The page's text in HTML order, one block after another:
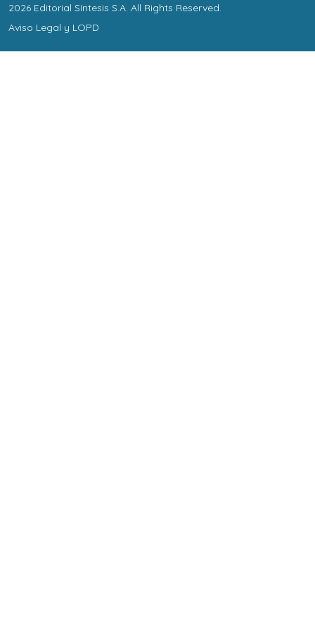
2026 Editorial Síntesis S.A. All Rights Reserved.
Aviso Legal y LOPD